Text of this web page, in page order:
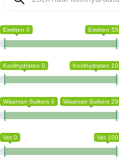
Eiwitten 0 Eiwitten 55
Koolhydraten 0 Koolhydraten 10
Waarvan Suikers 0 Waarvan Suikers 29
Vet 0 Vet 100